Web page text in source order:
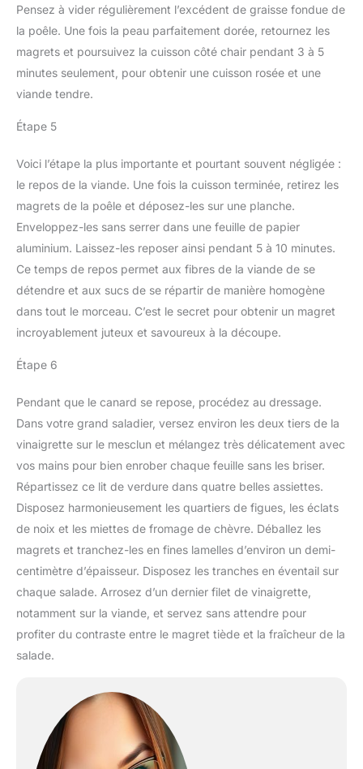
Pensez à vider régulièrement l’excédent de graisse fondue de
la poêle. Une fois la peau parfaitement dorée, retournez les
magrets et poursuivez la cuisson côté chair pendant 3 à 5
minutes seulement, pour obtenir une cuisson rosée et une
viande tendre.
Étape 5
Voici l’étape la plus importante et pourtant souvent négligée :
le repos de la viande. Une fois la cuisson terminée, retirez les
magrets de la poêle et déposez-les sur une planche.
Enveloppez-les sans serrer dans une feuille de papier
aluminium. Laissez-les reposer ainsi pendant 5 à 10 minutes.
Ce temps de repos permet aux fibres de la viande de se
détendre et aux sucs de se répartir de manière homogène
dans tout le morceau. C’est le secret pour obtenir un magret
incroyablement juteux et savoureux à la découpe.
Étape 6
Pendant que le canard se repose, procédez au dressage.
Dans votre grand saladier, versez environ les deux tiers de la
vinaigrette sur le mesclun et mélangez très délicatement avec
vos mains pour bien enrober chaque feuille sans les briser.
Répartissez ce lit de verdure dans quatre belles assiettes.
Disposez harmonieusement les quartiers de figues, les éclats
de noix et les miettes de fromage de chèvre. Déballez les
magrets et tranchez-les en fines lamelles d’environ un demi-
centimètre d’épaisseur. Disposez les tranches en éventail sur
chaque salade. Arrosez d’un dernier filet de vinaigrette,
notamment sur la viande, et servez sans attendre pour
profiter du contraste entre le magret tiède et la fraîcheur de la
salade.